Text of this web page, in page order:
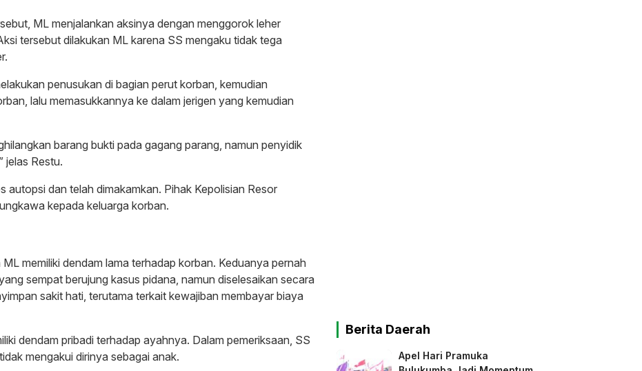
ML menjalankan aksinya dengan menggorok leher
tersebut dilakukan ML karena SS mengaku tidak tega
penusukan di bagian perut korban, kemudian
lalu memasukkannya ke dalam jerigen yang kemudian
barang bukti pada gagang parang, namun penyidik
jelas Restu.
autopsi dan telah dimakamkan. Pihak Kepolisian Resor
kepada keluarga korban.
memiliki dendam lama terhadap korban. Keduanya pernah
sempat berujung kasus pidana, namun diselesaikan secara
sakit hati, terutama terkait kewajiban membayar biaya
dendam pribadi terhadap ayahnya. Dalam pemeriksaan, SS
mengakui dirinya sebagai anak.
Berita Daerah
Apel Hari Pramuka